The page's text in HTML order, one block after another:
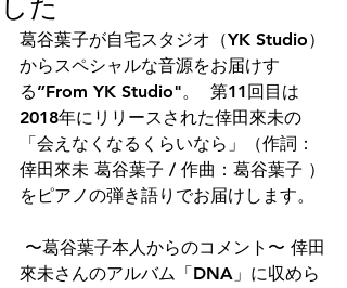
した
葛谷葉子が自宅スタジオ（YK Studio）
からスペシャルな音源をお届けす
る”From YK Studio"。  第11回目は
2018年にリリースされた倖田來未の
「会えなくなるくらいなら」（作詞：
倖田來未 葛谷葉子 / 作曲：葛谷葉子 ）
をピアノの弾き語りでお届けします。
來未さんのアルバム「DNA」に収めら